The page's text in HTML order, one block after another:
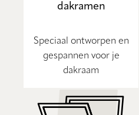
dakramen
Speciaal ontworpen en
gespannen voor je
dakraam